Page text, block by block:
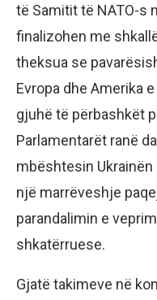
të Samitit të NATO-s
finalizohen me
theksua se
Evropa dhe Amerika
gjuhë të përbashkët
Parlamentarët ranë
mbështesin
një marrëveshje
parandalimin e
shkatërruese.
Gjatë takimeve në